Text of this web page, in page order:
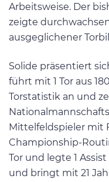
Arbeitsweise. Der
zeigte
ausgeglichener
Solide präsentiert
führt mit 1 Tor aus
Torstatistik an und
Mittelfeldspieler mit
Championship-
Tor und legte 1
und bringt mit 21